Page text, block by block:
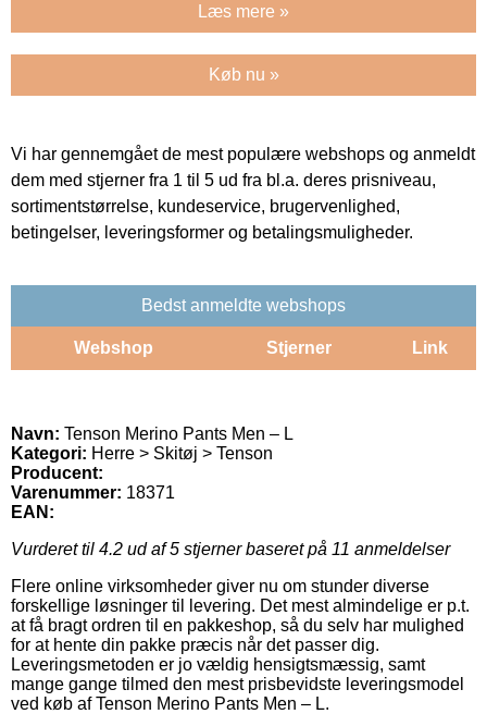
Læs mere »
Køb nu »
Vi har gennemgået de mest populære webshops og anmeldt
dem med stjerner fra 1 til 5 ud fra bl.a. deres prisniveau,
sortimentstørrelse, kundeservice, brugervenlighed,
betingelser, leveringsformer og betalingsmuligheder.
Bedst anmeldte webshops
Webshop Stjerner Link
Navn: Tenson Merino Pants Men – L
Kategori: Herre > Skitøj > Tenson
Producent:
Varenummer: 18371
EAN:
Vurderet til 4.2 ud af 5 stjerner baseret på 11 anmeldelser
Flere online virksomheder giver nu om stunder diverse
forskellige løsninger til levering. Det mest almindelige er p.t.
at få bragt ordren til en pakkeshop, så du selv har mulighed
for at hente din pakke præcis når det passer dig.
Leveringsmetoden er jo vældig hensigtsmæssig, samt
mange gange tilmed den mest prisbevidste leveringsmodel
ved køb af Tenson Merino Pants Men – L.